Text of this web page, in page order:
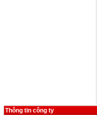
Thông tin công ty